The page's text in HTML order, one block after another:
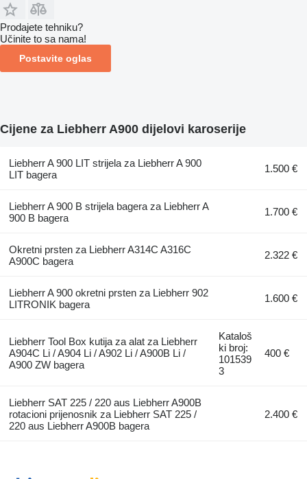
Prodajete tehniku?
Učinite to sa nama!
Postavite oglas
Cijene za Liebherr A900 dijelovi karoserije
Liebherr A 900 LIT strijela za Liebherr A 900
LIT bagera
1.500 €
Liebherr A 900 B strijela bagera za Liebherr A
900 B bagera
1.700 €
Okretni prsten za Liebherr A314C A316C
A900C bagera
2.322 €
Liebherr A 900 okretni prsten za Liebherr 902
LITRONIK bagera
1.600 €
Liebherr Tool Box kutija za alat za Liebherr
A904C Li / A904 Li / A902 Li / A900B Li /
A900 ZW bagera
Kataloš
ki broj:
101539
3
400 €
Liebherr SAT 225 / 220 aus Liebherr A900B
rotacioni prijenosnik za Liebherr SAT 225 /
220 aus Liebherr A900B bagera
2.400 €